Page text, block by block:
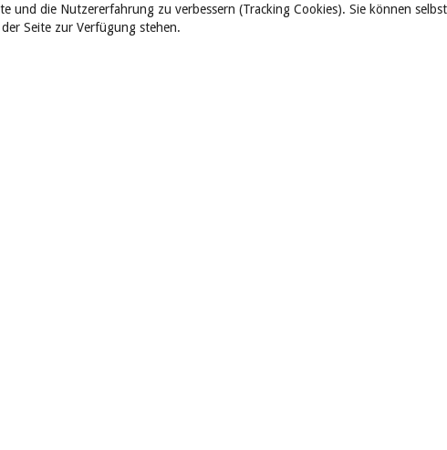
und die Nutzererfahrung zu verbessern (Tracking Cookies). Sie können selbst
Seite zur Verfügung stehen.